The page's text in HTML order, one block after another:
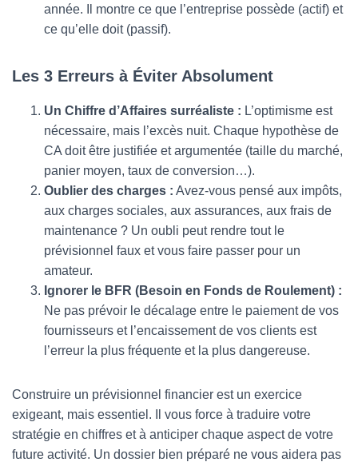
année. Il montre ce que l’entreprise possède (actif) et
ce qu’elle doit (passif).
Les 3 Erreurs à Éviter Absolument
Un Chiffre d’Affaires surréaliste : L’optimisme est
nécessaire, mais l’excès nuit. Chaque hypothèse de
CA doit être justifiée et argumentée (taille du marché,
panier moyen, taux de conversion…).
Oublier des charges : Avez-vous pensé aux impôts,
aux charges sociales, aux assurances, aux frais de
maintenance ? Un oubli peut rendre tout le
prévisionnel faux et vous faire passer pour un
amateur.
Ignorer le BFR (Besoin en Fonds de Roulement) :
Ne pas prévoir le décalage entre le paiement de vos
fournisseurs et l’encaissement de vos clients est
l’erreur la plus fréquente et la plus dangereuse.
Construire un prévisionnel financier est un exercice
exigeant, mais essentiel. Il vous force à traduire votre
stratégie en chiffres et à anticiper chaque aspect de votre
future activité. Un dossier bien préparé ne vous aidera pas